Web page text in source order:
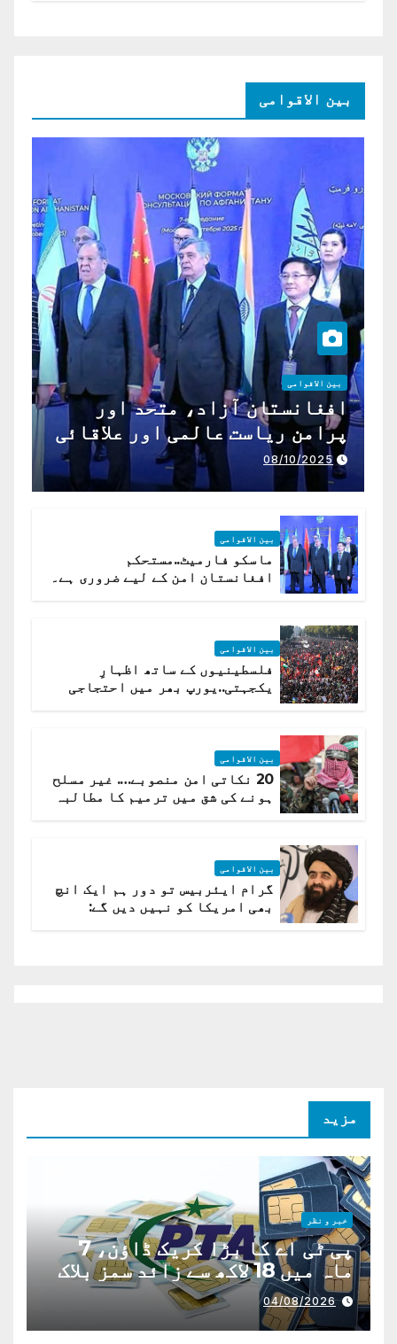
بین الاقوامی
بین الاقوامی
افغانستان آزاد، متحد اور
پرامن ریاست عالمی اور علاقائی
تعاون کے لیے ناگزیر ہے
08/10/2025
بین الاقوامی
ماسکو فارمیٹ..مستحکم
افغانستان امن کے لیے ضروری ہے۔
بین الاقوامی
فلسطینیوں کے ساتھ اظہارِ
یکجہتی..یورپ بھر میں احتجاجی
بین الاقوامی
20 نکاتی امن منصوبے…. غیر مسلح
ہونے کی شق میں ترمیم کا مطالبہ
بین الاقوامی
گرام ایئربیس تو دور ہم ایک انچ
بھی امریکا کو نہیں دیں گے:
مزید
خبر و نظر
پی ٹی اے کا بڑا کریک ڈاؤن، 7
ماہ میں 18 لاکھ سے زائد سمز بلاک
04/08/2026